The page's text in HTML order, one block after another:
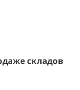
складов